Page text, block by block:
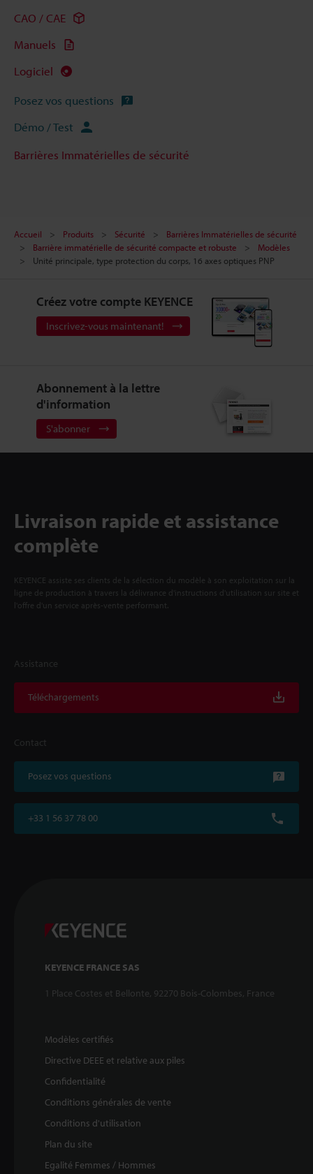
CAO / CAE
Manuels
Logiciel
Posez vos questions
Démo / Test
Barrières Immatérielles de sécurité
Accueil Produits Sécurité
Barrières Immatérielles de sécurité
Barrière immatérielle de sécurité compacte et robuste
Modèles
Unité principale, type protection du corps, 16 axes optiques PNP
Créez votre compte KEYENCE
Inscrivez-vous maintenant!
Abonnement à la lettre
d'information
S'abonner
Livraison rapide et assistance
complète
KEYENCE assiste ses clients de la sélection du modèle à son exploitation sur la
ligne de production à travers la délivrance d'instructions d'utilisation sur site et
l'offre d'un service après-vente performant.
Assistance
Téléchargements
Contact
Posez vos questions
+33 1 56 37 78 00
KEYENCE FRANCE SAS
1 Place Costes et Bellonte, 92270 Bois-Colombes, France
Modèles certifiés
Directive DEEE et relative aux piles
Confidentialité
Conditions générales de vente
Conditions d'utilisation
Plan du site
Egalité Femmes / Hommes